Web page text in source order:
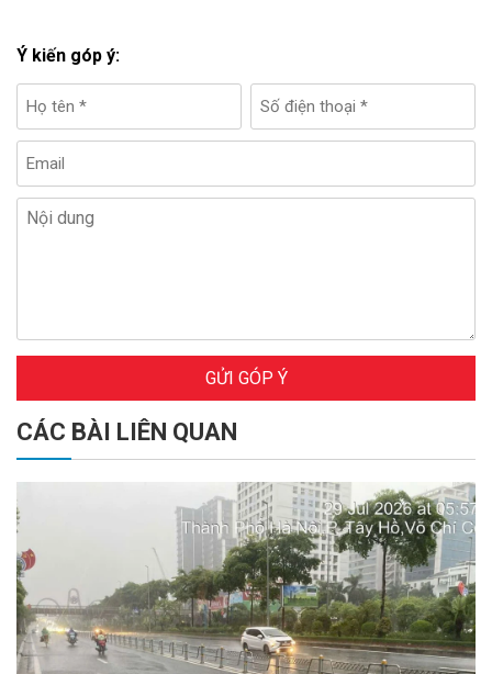
Ý kiến góp ý:
GỬI GÓP Ý
CÁC BÀI LIÊN QUAN